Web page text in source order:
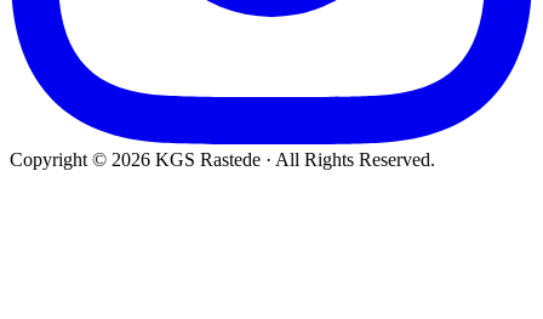
Copyright © 2026 KGS Rastede · All Rights Reserved.